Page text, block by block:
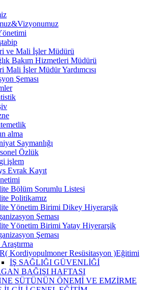
ve Mali İşler Müdürü
Bakım Hizmetleri Müdürü
Mali İşler Müdür Yardımcısı
Şeması
alma
Saymanlığı
Özlük
işlem
Evrak Kayıt
Bölüm Sorumlu Listesi
Politikamız
Yönetim Birimi Dikey Hiyerarşik
Şeması
Yönetim Birimi Yatay Hiyerarşik
Şeması
Kordiyopulmoner Resüsitasyon )Eğitimi
İŞ SAĞLIĞI GÜVENLİĞİ
BAĞIŞI HAFTASI
SÜTÜNÜN ÖNEMİ VE EMZİRME